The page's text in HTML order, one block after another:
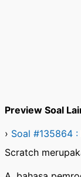
Preview Soal
› Soal #135864 :
Scratch